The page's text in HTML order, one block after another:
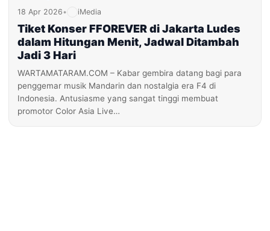
18 Apr 2026• iMedia
Tiket Konser FFOREVER di Jakarta Ludes
dalam Hitungan Menit, Jadwal Ditambah
Jadi 3 Hari
WARTAMATARAM.COM – Kabar gembira datang bagi para
penggemar musik Mandarin dan nostalgia era F4 di
Indonesia. Antusiasme yang sangat tinggi membuat
promotor Color Asia Live…